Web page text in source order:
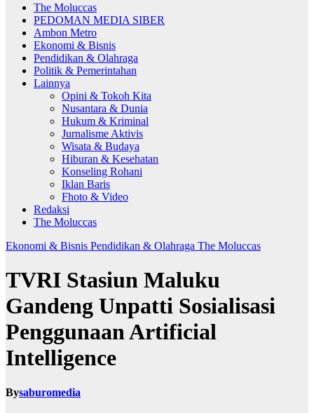
The Moluccas
PEDOMAN MEDIA SIBER
Ambon Metro
Ekonomi & Bisnis
Pendidikan & Olahraga
Politik & Pemerintahan
Lainnya
Opini & Tokoh Kita
Nusantara & Dunia
Hukum & Kriminal
Jurnalisme Aktivis
Wisata & Budaya
Hiburan & Kesehatan
Konseling Rohani
Iklan Baris
Fhoto & Video
Redaksi
The Moluccas
Ekonomi & Bisnis Pendidikan & Olahraga The Moluccas
TVRI Stasiun Maluku
Gandeng Unpatti Sosialisasi
Penggunaan Artificial
Intelligence
Bysaburomedia